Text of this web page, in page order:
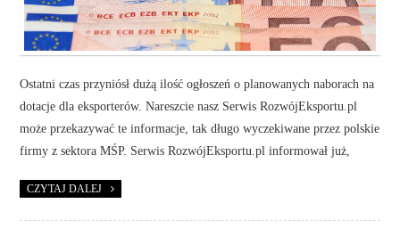
Ostatni czas przyniósł dużą ilość ogłoszeń o planowanych naborach na
dotacje dla eksporterów. Nareszcie nasz Serwis RozwójEksportu.pl
może przekazywać te informacje, tak długo wyczekiwane przez polskie
firmy z sektora MŚP. Serwis RozwójEksportu.pl informował już,
CZYTAJ DALEJ